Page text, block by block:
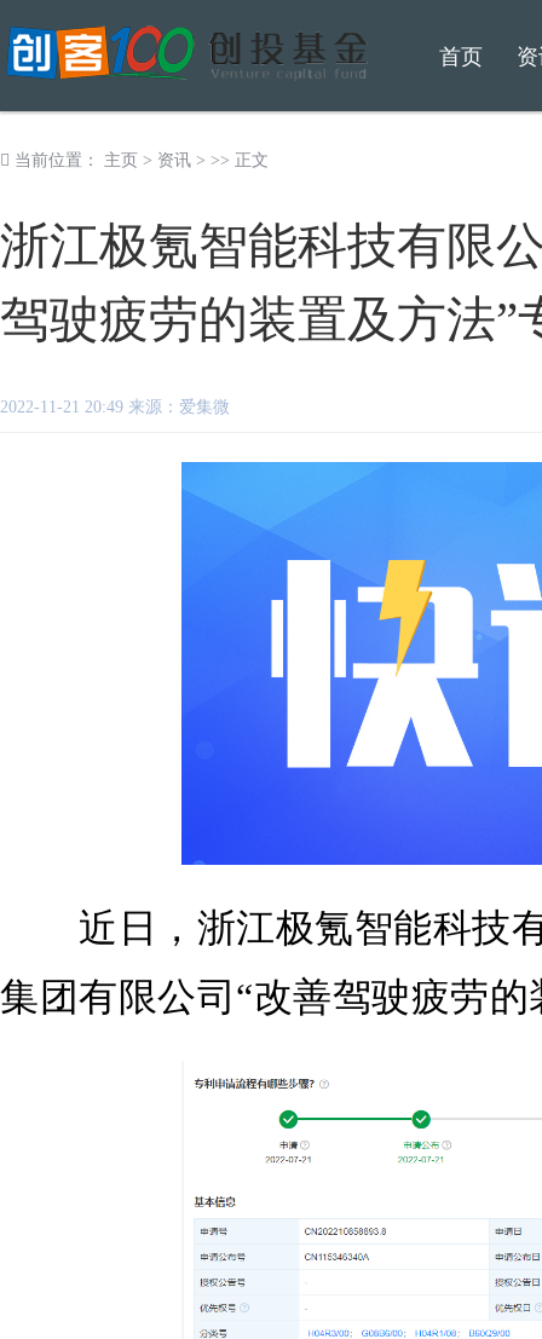
首页
当前位置： 主页 > 资讯 > >> 正文
浙江极氪智能科技有限
驾驶疲劳的装置及方法”
2022-11-21 20:49 来源：爱集微
近日，浙江极氪智能科技
集团有限公司“改善驾驶疲劳